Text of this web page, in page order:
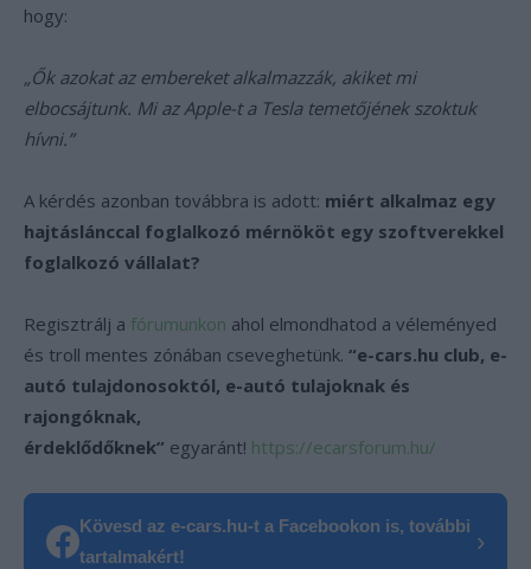
hogy:
„Ők azokat az embereket alkalmazzák, akiket mi
elbocsájtunk. Mi az Apple-t a Tesla temetőjének szoktuk
hívni.”
A kérdés azonban továbbra is adott: miért alkalmaz egy
hajtáslánccal foglalkozó mérnököt egy szoftverekkel
foglalkozó vállalat?
Regisztrálj a fórumunkon ahol elmondhatod a véleményed
és troll mentes zónában cseveghetünk. “e-cars.hu club, e-
autó tulajdonosoktól, e-autó tulajoknak és
rajongóknak,
érdeklődőknek” egyaránt! https://ecarsforum.hu/
Kövesd az e-cars.hu-t a Facebookon is, további
tartalmakért!
›